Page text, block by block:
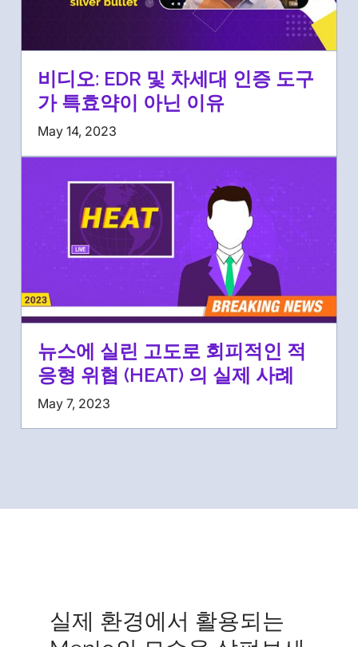
비디오: EDR 및 차세대 인증 도구
가 특효약이 아닌 이유
May 14, 2023
뉴스에 실린 고도로 회피적인 적
응형 위협 (HEAT) 의 실제 사례
May 7, 2023
실제 환경에서 활용되는